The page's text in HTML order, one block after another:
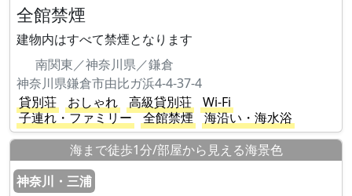
全館禁煙
建物内はすべて禁煙となります
南関東／神奈川県／鎌倉
神奈川県鎌倉市由比ガ浜4-4-37-4
貸別荘
おしゃれ 高級貸別荘
Wi-Fi
子連れ・ファミリー
全館禁煙
海沿い・海水浴
海まで徒歩1分/部屋から見える海景色
神奈川・三浦